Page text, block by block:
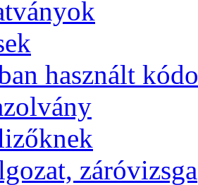
használt
záróvizsga